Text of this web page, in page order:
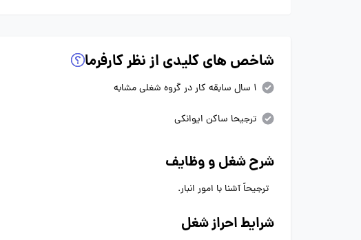
شاخص های کلیدی از نظر کارفرما
1 سال سابقه کار در گروه شغلی مشابه
ترجیحا ساکن ایوانکی
شرح شغل و وظایف
ترجیحاً آشنا با امور انبار.
شرایط احراز شغل